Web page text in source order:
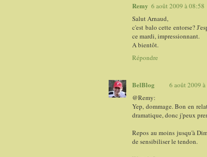
Remy 6 août 2009 à 08:58
Salut Arnaud,
c'est balo cette entorse?
ce mardi, impressionnant.
A bientôt.
Répondre
BelBlog
6 août 2009
@Remy:
Yep, dommage. Bon en
dramatique, donc j'peux
Repos au moins jusqu'à
de sensibiliser le tendon.